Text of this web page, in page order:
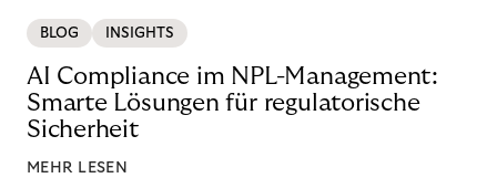
BLOG INSIGHTS
AI Compliance im NPL-Management:
Smarte Lösungen für regulatorische
Sicherheit
MEHR LESEN